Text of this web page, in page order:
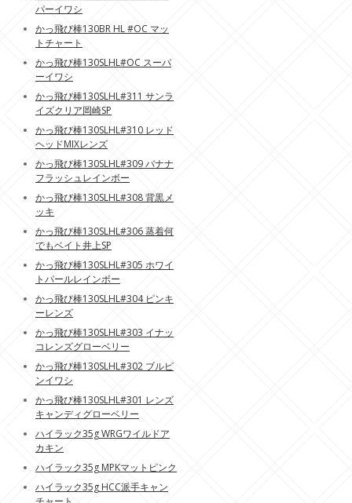
パーイワシ
かっ飛び棒130BR HL #OC マッ
トチャート
かっ飛び棒130SLHL#OC スーパ
ーイワシ
かっ飛び棒130SLHL#311 サンラ
イズクリア岡崎SP
かっ飛び棒130SLHL#310 レッド
ヘッドMIXレンズ
かっ飛び棒130SLHL#309 バナナ
フラッシュレインボー
かっ飛び棒130SLHL#308 背黒メ
ッキ
かっ飛び棒130SLHL#306 蒸着何
でもベイト井上SP
かっ飛び棒130SLHL#305 ホワイ
トパールレインボー
かっ飛び棒130SLHL#304 ピンキ
ーレンズ
かっ飛び棒130SLHL#303 イナッ
コレンズグローベリー
かっ飛び棒130SLHL#302 ブルピ
ンイワシ
かっ飛び棒130SLHL#301 レンズ
キャンディグローベリー
ハイラック35g WRGワイルドア
カキン
ハイラック35g MPKマットピンク
ハイラック35g HCC派手キャン